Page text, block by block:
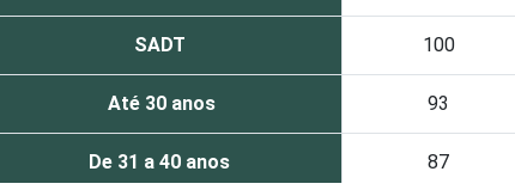
SADT 100
Até 30 anos 93
De 31 a 40 anos 87